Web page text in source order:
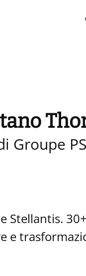
Groupe
Stellantis.
e